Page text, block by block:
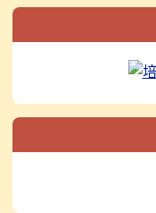
左邊區域內容